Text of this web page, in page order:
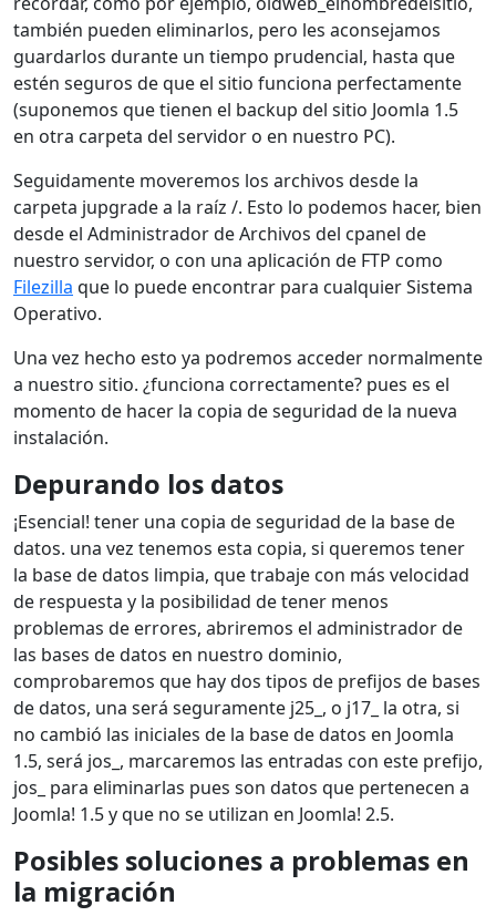
también pueden eliminarlos, pero les aconsejamos
guardarlos durante un tiempo prudencial, hasta que
estén seguros de que el sitio funciona perfectamente
(suponemos que tienen el backup del sitio Joomla 1.5
en otra carpeta del servidor o en nuestro PC).
Seguidamente moveremos los archivos desde la
carpeta jupgrade a la raíz /. Esto lo podemos hacer, bien
desde el Administrador de Archivos del cpanel de
nuestro servidor, o con una aplicación de FTP como
Filezilla que lo puede encontrar para cualquier Sistema
Operativo.
Una vez hecho esto ya podremos acceder normalmente
a nuestro sitio. ¿funciona correctamente? pues es el
momento de hacer la copia de seguridad de la nueva
instalación.
Depurando los datos
¡Esencial! tener una copia de seguridad de la base de
datos. una vez tenemos esta copia, si queremos tener
la base de datos limpia, que trabaje con más velocidad
de respuesta y la posibilidad de tener menos
problemas de errores, abriremos el administrador de
las bases de datos en nuestro dominio,
comprobaremos que hay dos tipos de prefijos de bases
de datos, una será seguramente j25_, o j17_ la otra, si
no cambió las iniciales de la base de datos en Joomla
1.5, será jos_, marcaremos las entradas con este prefijo,
jos_ para eliminarlas pues son datos que pertenecen a
Joomla! 1.5 y que no se utilizan en Joomla! 2.5.
Posibles soluciones a problemas en
la migración